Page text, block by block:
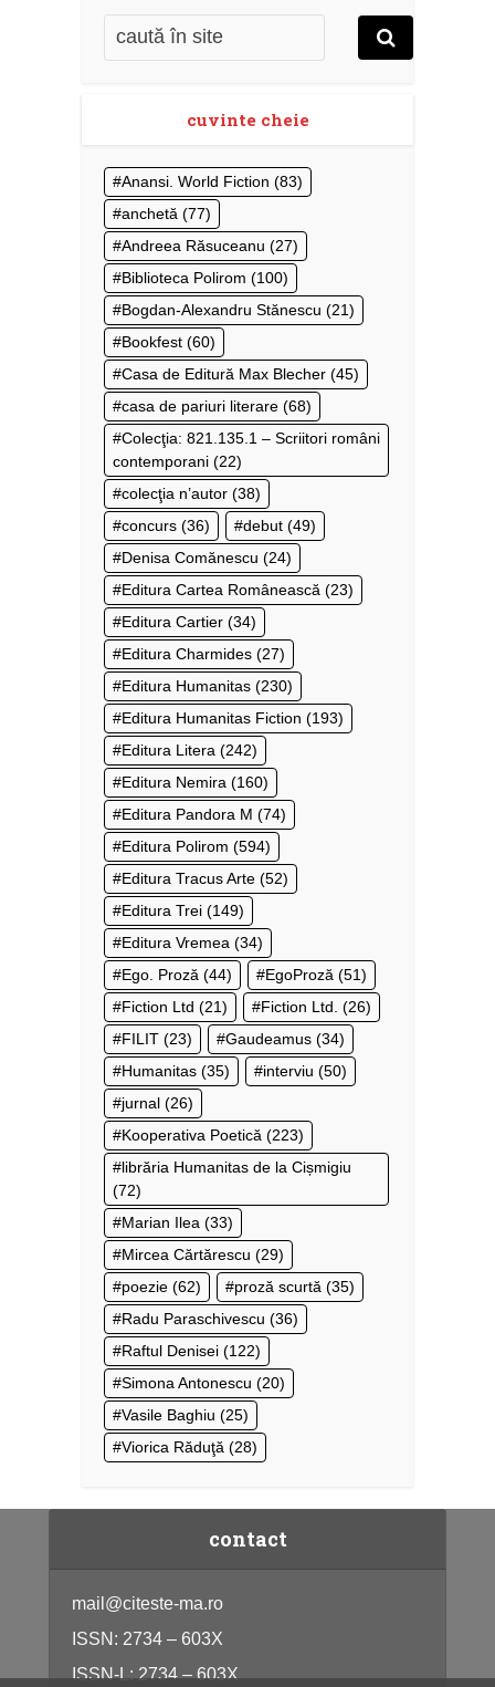
cuvinte cheie
Anansi. World Fiction (83)
anchetă (77)
Andreea Răsuceanu (27)
Biblioteca Polirom (100)
Bogdan-Alexandru Stănescu (21)
Bookfest (60)
Casa de Editură Max Blecher (45)
casa de pariuri literare (68)
Colecţia: 821.135.1 – Scriitori români
contemporani (22)
colecţia n’autor (38)
concurs (36) debut (49)
Denisa Comănescu (24)
Editura Cartea Românească (23)
Editura Cartier (34)
Editura Charmides (27)
Editura Humanitas (230)
Editura Humanitas Fiction (193)
Editura Litera (242)
Editura Nemira (160)
Editura Pandora M (74)
Editura Polirom (594)
Editura Tracus Arte (52)
Editura Trei (149)
Editura Vremea (34)
Ego. Proză (44) EgoProză (51)
Fiction Ltd (21) Fiction Ltd. (26)
FILIT (23) Gaudeamus (34)
Humanitas (35) interviu (50)
jurnal (26)
Kooperativa Poetică (223)
librăria Humanitas de la Cișmigiu
(72)
Marian Ilea (33)
Mircea Cărtărescu (29)
poezie (62) proză scurtă (35)
Radu Paraschivescu (36)
Raftul Denisei (122)
Simona Antonescu (20)
Vasile Baghiu (25)
Viorica Răduţă (28)
contact
mail@citeste-ma.ro
ISSN: 2734 – 603X
ISSN-L: 2734 – 603X